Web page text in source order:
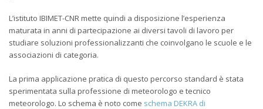
L’istituto IBIMET-CNR mette quindi a disposizione l’esperienza
maturata in anni di partecipazione ai diversi tavoli di lavoro per
studiare soluzioni professionalizzanti che coinvolgano le scuole e le
associazioni di categoria.
La prima applicazione pratica di questo percorso standard è stata
sperimentata sulla professione di meteorologo e tecnico
meteorologo. Lo schema è noto come schema DEKRA di